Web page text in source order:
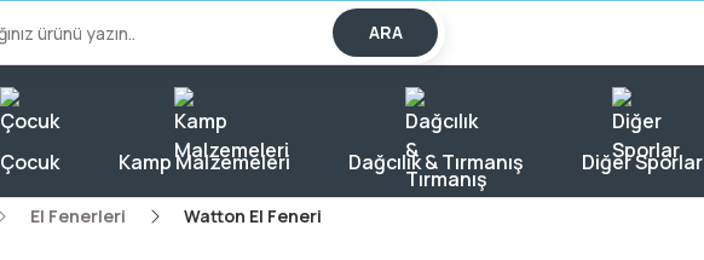
2000 TL Üzeri Alışverişlerde KARGO BEDAVA!
ARA
Çocuk Kamp Malzemeleri Dağcılık & Tırmanış Diğer Sporlar
El Fenerleri Watton El Feneri